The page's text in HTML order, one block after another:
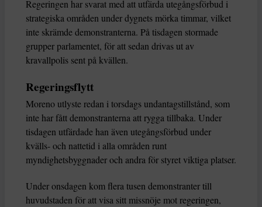
Regeringen har svarat med att utfärda utegångsförbud i
strategiska områden under dygnets mörka timmar, vilket
inte skrämde demonstranterna. På tisdagen stormade
grupper parlamentet, för att sedan drivas ut av
kravallpolis sent på kvällen.
Regeringsflytt
Moreno utlyste redan i torsdags undantagstillstånd, som
inte har fått demonstranterna att rygga tillbaka. Under
tisdagen utfärdade han även utegångsförbud under
kvälls- och nattetid i alla områden runt
myndighetsbyggnader och andra för styret viktiga platser.
Under onsdagen kom flera tusen demonstranter till
huvudstaden för att visa sitt missnöje mot regeringen,